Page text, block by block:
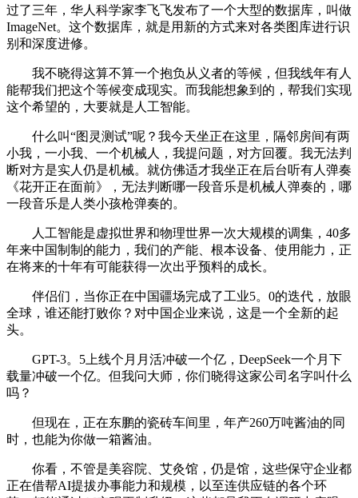
过了三年，华人科学家李飞飞发布了一个大型的数据库，叫做
ImageNet。这个数据库，就是用新的方式来对各类图库进行识
别和深度进修。
我不晓得这算不算一个抱负从义者的等候，但我线年有人
能帮我们把这个等候变成现实。而我能想象到的，帮我们实现
这个希望的，大要就是人工智能。
什么叫“图灵测试”呢？我今天坐正在这里，隔邻房间有两
小我，一小我、一个机械人，我提问题，对方回覆。我无法判
断对方是实人仍是机械。就仿佛适才我坐正在后台听有人弹奏
《花开正在面前》，无法判断哪一段音乐是机械人弹奏的，哪
一段音乐是人类小孩枪弹奏的。
人工智能是虚拟世界和物理世界一次大规模的调集，40多
年来中国制制的能力，我们的产能、根本设备、使用能力，正
在将来的十年有可能获得一次出乎预料的成长。
伴侣们，当你正在中国疆场完成了工业5。0的迭代，放眼
全球，谁还能打败你？对中国企业来说，这是一个全新的起
头。
GPT-3。5上线个月月活冲破一个亿，DeepSeek一个月下
载量冲破一个亿。但我问大师，你们晓得这家公司名字叫什么
吗？
但现在，正在东鹏的瓷砖车间里，年产260万吨酱油的同
时，也能为你做一箱酱油。
你看，不管是美容院、艾灸馆，仍是馆，这些保守企业都
正在借帮AI提拔办事能力和规模，以至连供应链的各个环